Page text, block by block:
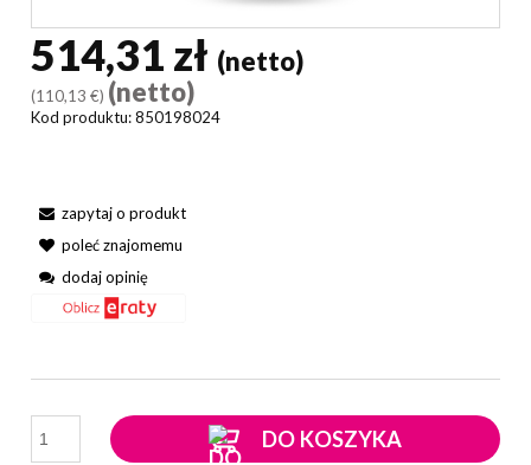
514,31 zł (netto)
(110,13 €) (netto)
Kod produktu:850198024
zapytaj o produkt
poleć znajomemu
dodaj opinię
DO KOSZYKA